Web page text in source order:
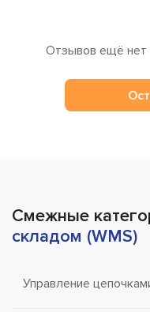
Отзывов ещё нет
Смежные
складом (WMS)
Управление